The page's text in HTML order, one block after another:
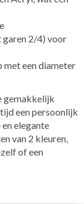
garen 2/4) voor
een diameter
gemakkelijk
een persoonlijk
elegante
van 2 kleuren,
of een